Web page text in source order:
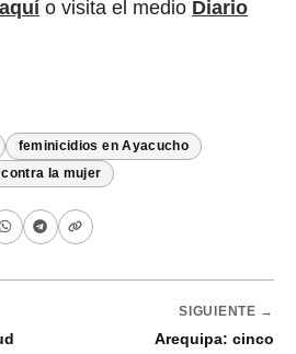
aquí o visita el medio Diario
feminicidios en Ayacucho
la mujer
SIGUIENTE →
Arequipa: cinco